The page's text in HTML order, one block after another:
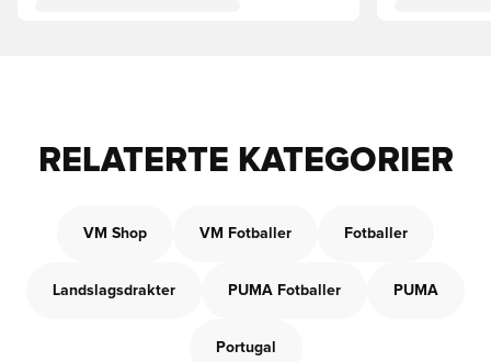
RELATERTE KATEGORIER
VM Shop VM Fotballer Fotballer
Landslagsdrakter PUMA Fotballer PUMA
Portugal